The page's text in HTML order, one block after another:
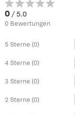
0 / 5.0
0 Bewertungen
5 Sterne (0)
4 Sterne (0)
3 Sterne (0)
2 Sterne (0)